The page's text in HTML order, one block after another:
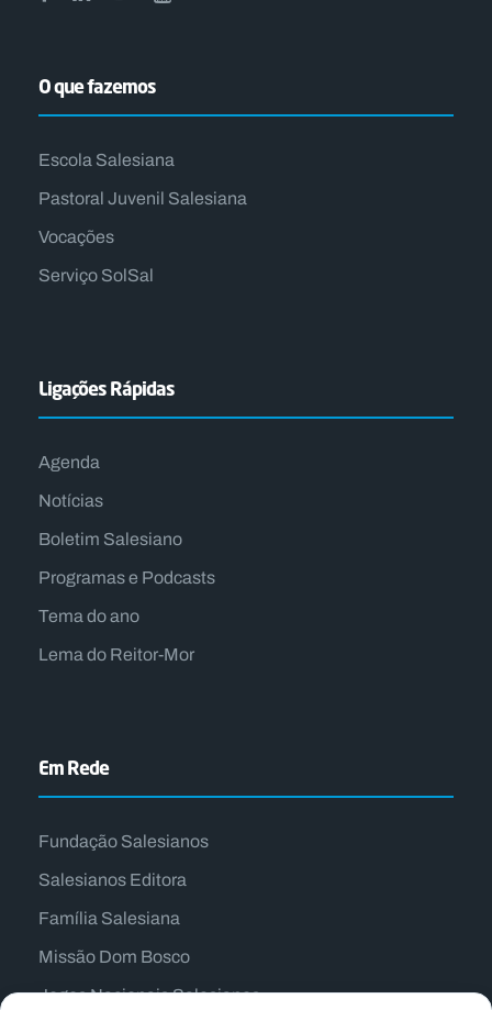
O que fazemos
Escola Salesiana
Pastoral Juvenil Salesiana
Vocações
Serviço SolSal
Ligações Rápidas
Agenda
Notícias
Boletim Salesiano
Programas e Podcasts
Tema do ano
Lema do Reitor-Mor
Em Rede
Fundação Salesianos
Salesianos Editora
Família Salesiana
Missão Dom Bosco
Jogos Nacionais Salesianos